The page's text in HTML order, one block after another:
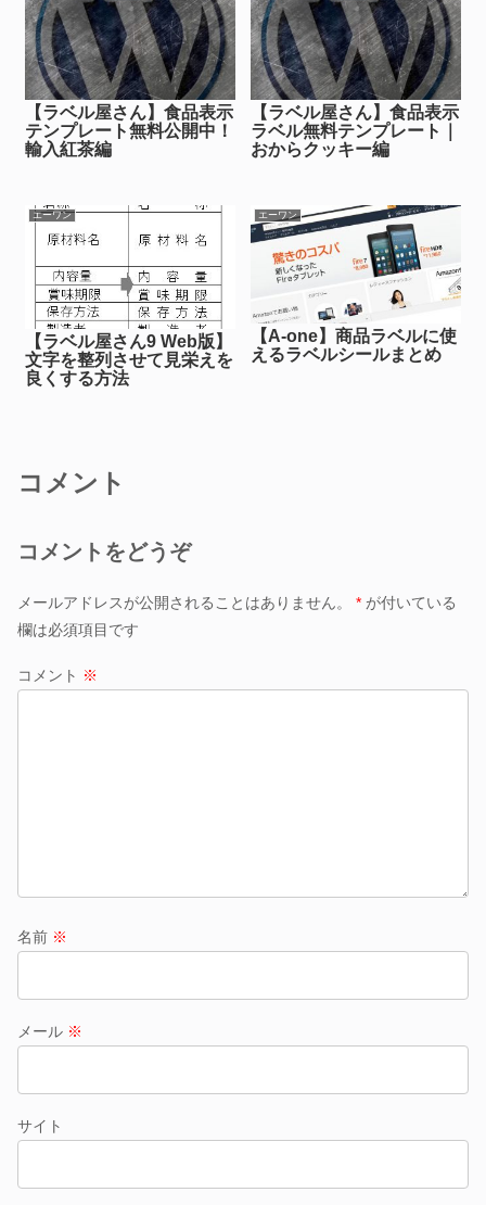
【ラベル屋さん】食品表示
テンプレート無料公開中！
輸入紅茶編
【ラベル屋さん】食品表示
ラベル無料テンプレート｜
おからクッキー編
エーワン
【ラベル屋さん9 Web版】
文字を整列させて見栄えを
良くする方法
エーワン
【A-one】商品ラベルに使
えるラベルシールまとめ
コメント
コメントをどうぞ
メールアドレスが公開されることはありません。 * が付いている
欄は必須項目です
コメント ※
名前 ※
メール ※
サイト